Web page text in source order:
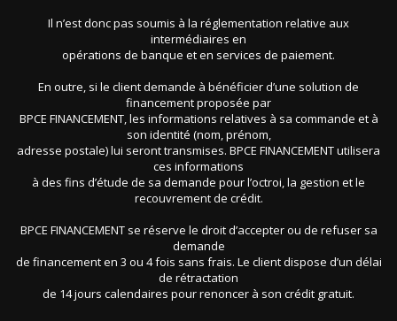
Il n’est donc pas soumis à la réglementation relative aux
intermédiaires en
opérations de banque et en services de paiement.
En outre, si le client demande à bénéficier d’une solution de
financement proposée par
BPCE FINANCEMENT, les informations relatives à sa commande et à
son identité (nom, prénom,
adresse postale) lui seront transmises. BPCE FINANCEMENT utilisera
ces informations
à des fins d’étude de sa demande pour l’octroi, la gestion et le
recouvrement de crédit.
BPCE FINANCEMENT se réserve le droit d’accepter ou de refuser sa
demande
de financement en 3 ou 4 fois sans frais. Le client dispose d’un délai
de rétractation
de 14 jours calendaires pour renoncer à son crédit gratuit.